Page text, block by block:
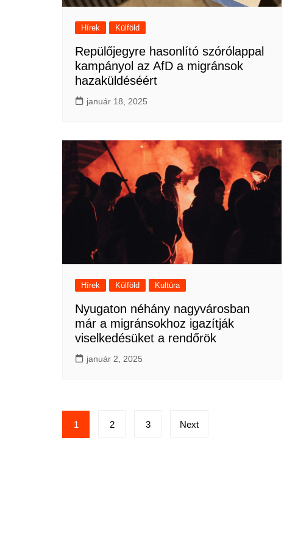
Hírek Külföld
Repülőjegyre hasonlító szórólappal
kampányol az AfD a migránsok
hazaküldéséért
január 18, 2025
Hírek Külföld Kultúra
Nyugaton néhány nagyvárosban
már a migránsokhoz igazítják
viselkedésüket a rendőrök
január 2, 2025
Bejegyzések
lapozása
1 2 3 Next